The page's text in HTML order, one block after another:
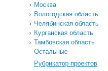
Москва
Вологодская область
Челябинская область
Курганская область
Тамбовская область
Остальные
Рубрикатор проектов